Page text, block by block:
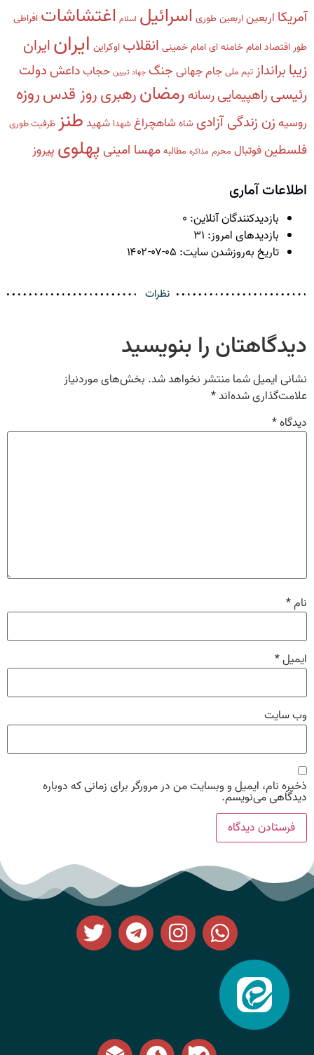
آمریکا اربعیناربعین طوری اسرائیل اسلام اغتشاشات افراطی
طوراقتصادامام خامنه ایامام خمینی انقلاب اوکراین ایرانایران
زیبا برانداز تیم ملیجام جهانی جنگ جهاد تبیین حجابداعش دولت
رئیسی راهپیماییرسانه رمضانرهبریروز قدسروزه
روسیهزن زندگی آزادی شاهشاهچراغشهدا شهید طنز ظرفیت طوری
فلسطین فوتبال محرم مذاکره مطالبهمهسا امینی پهلوی پیروز
اطلاعات آماری
بازدیدکنندگان آنلاین: ۰
بازدیدهای امروز: ۳۱
تاریخ به‌روزشدن سایت: ۱۴۰۲-۰۷-۰۵
نظرات
دیدگاهتان را بنویسید
نشانی ایمیل شما منتشر نخواهد شد. بخش‌های موردنیاز
علامت‌گذاری شده‌اند*
دیدگاه*
نام*
ایمیل*
وب‌ سایت
ذخیره نام، ایمیل و وبسایت من در مرورگر برای زمانی که دوباره
دیدگاهی می‌نویسم.